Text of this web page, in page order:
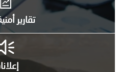
تقارير